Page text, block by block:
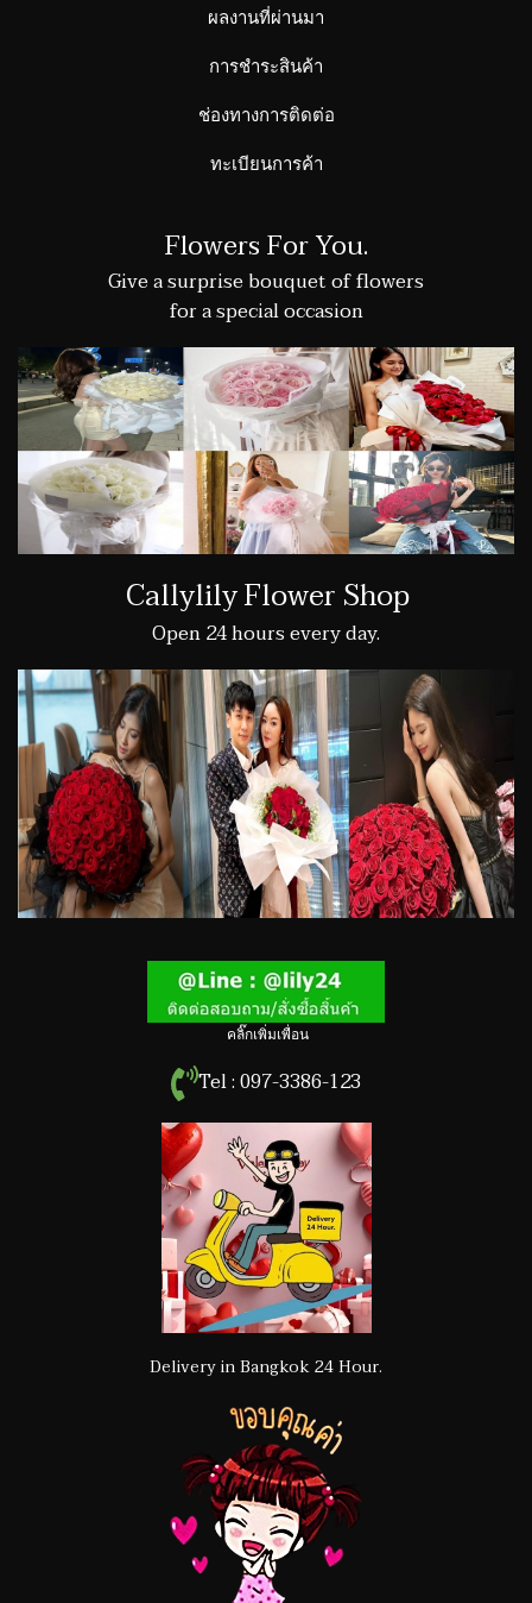
ผลงานที่ผ่านมา
การชำระสินค้า
ช่องทางการติดต่อ
ทะเบียนการค้า
Flowers For You.
Give a surprise bouquet of flowers
for a special occasion
Callylily Flower Shop
Open 24 hours every day.
คลิ๊กเพิ่มเพื่อน
Tel : 097-3386-123
Delivery in Bangkok 24 Hour.